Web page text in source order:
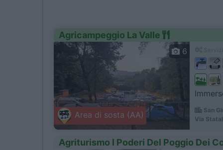
Agricampeggio La Valle
Area di sosta (AA)
6
San
Via
Agriturismo I Poderi Del Poggio Dei